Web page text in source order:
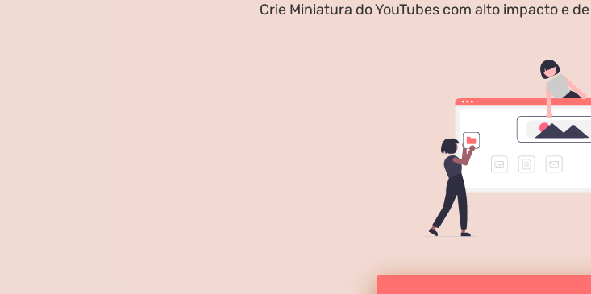
Crie Miniatura do YouTubes com alto impacto e